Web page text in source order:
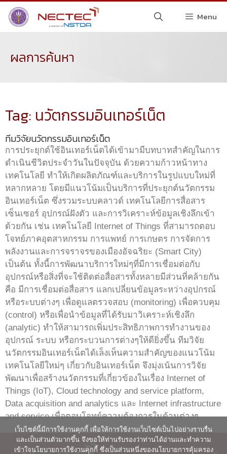
Menu
ผลการค้นหา
Tag: นวัตกรรมอินเทอร์เน็ต
ทีมวิจัยนวัตกรรมอินเทอร์เน็ต
การประยุกต์ใช้อินเทอร์เน็ตได้เข้ามามีบทบาทสำคัญในการ
ดำเนินชีวิตประจำวันในปัจจุบัน ด้วยความก้าวหน้าทาง
เทคโนโลยี ทำให้เกิดผลิตภัณฑ์และบริการในรูปแบบใหม่ที่
หลากหลาย โดยมีแนวโน้มเป็นบริการที่ประยุกต์นวัตกรรม
อินเทอร์เน็ต ซึ่งรวมระบบคลาวด์ เทคโนโลยีการสื่อสาร
เซ็นเซอร์ อุปกรณ์ฝังตัว และการวิเคราะห์ข้อมูลเชิงลึกเข้า
ด้วยกัน เช่น เทคโนโลยี Internet of Things ที่สามารถตอบ
โจทย์ภาคอุตสาหกรรม การแพทย์ การเกษตร การจัดการ
พลังงานและการจราจรของเมืองอัจฉริยะ (Smart City)
เป็นต้น ทั้งนี้การพัฒนาบริการใหม่ๆที่มีการเชื่อมต่อกับ
อุปกรณ์หรือสิ่งที่จะใช้ติดต่อสื่อสารทั้งหลายมีส่วนที่คล้ายกัน
คือ มีการเชื่อมต่อสื่อสาร แลกเปลี่ยนข้อมูลระหว่างอุปกรณ์
หรือระบบต่างๆ เพื่อดูแลตรวจสอบ (monitoring) เพื่อควบคุม
(control) หรือเพื่อนำข้อมูลที่ได้รับมาวิเคราะห์เชิงลึก
(analytic) ทำให้สามารถเพิ่มประสิทธิภาพการทำงานของ
อุปกรณ์ ระบบ หรือกระบวนการต่างๆให้ดียิ่งขึ้น ทีมวิจัย
นวัตกรรมอินเทอร์เน็ตได้เล็งเห็นความสำคัญของแนวโน้ม
เทคโนโลยีใหม่ๆ เกี่ยวกับอินเทอร์เน็ต จึงมุ่งเน้นการวิจัย
พัฒนาเพื่อสร้างนวัตกรรมที่เกี่ยวข้องในเรื่อง Internet of
Things (IoT), Cloud technology and service platform,
Data acquisition and analytics และ Internet infrastructure
and service เพื่อตอบโจทย์ความต้องการในด้านต่างๆ
เว็บไซต์นี้มีการใช้งานคุกกี้ เพื่อให้การใช้งานเว็บไซต์เป็นไปอย่างราบรื่น
และเป็นส่วนตัวมากขึ้น จึงขอให้ท่านรับรองว่าท่านได้อ่านและทำความ
เข้าใจนโยบายการใช้งานคุกกี้ ซึ่งเป็นส่วนหนึ่งของนโยบายการคุ้มครอง